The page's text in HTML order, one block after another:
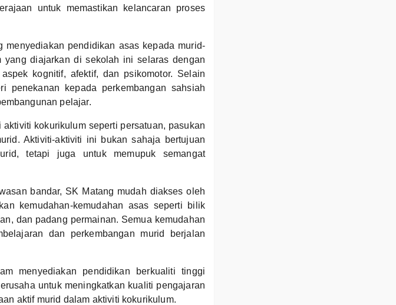
untuk memastikan kelancaran proses
pendidikan asas kepada murid-
diajarkan di sekolah ini selaras dengan
kognitif, afektif, dan psikomotor. Selain
penekanan kepada perkembangan sahsiah
pelajar.
kokurikulum seperti persatuan, pasukan
Aktiviti-aktiviti ini bukan sahaja bertujuan
tetapi juga untuk memupuk semangat
bandar, SK Matang mudah diakses oleh
kemudahan-kemudahan asas seperti bilik
dan padang permainan. Semua kemudahan
dan perkembangan murid berjalan
menyediakan pendidikan berkualiti tinggi
untuk meningkatkan kualiti pengajaran
aktif murid dalam aktiviti kokurikulum.